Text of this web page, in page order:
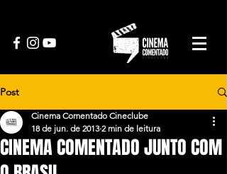
Post
CINEMA COMENTADO JUNTO COM
Cinema Comentado Cineclube
18 de jun. de 2013 2 min de leitura